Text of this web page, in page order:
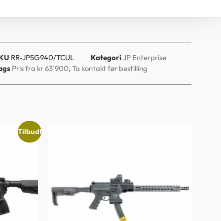
RR-JP5G940/TCUL KategoriJP Enterprise
Pris fra kr 63`900, Ta kontakt før bestilling
Tilbud!